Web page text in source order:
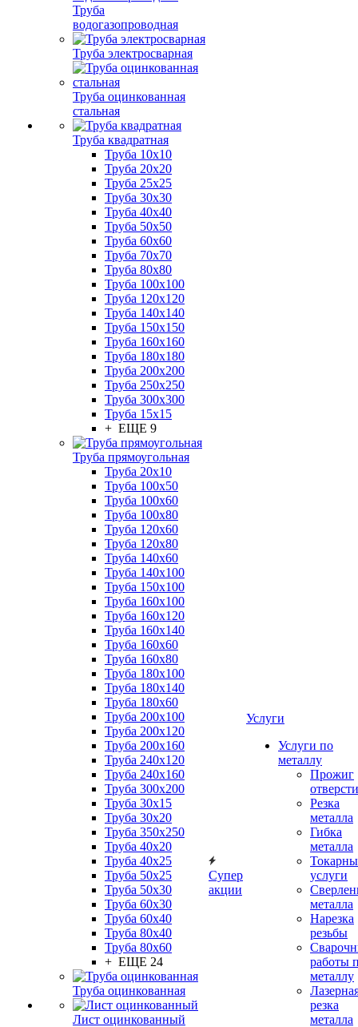
Труба
водогазопроводная
Труба электросварная
Труба оцинкованная
стальная
Труба квадратная
Труба 10x10
Труба 20x20
Труба 25x25
Труба 30x30
Труба 40x40
Труба 50x50
Труба 60x60
Труба 70x70
Труба 80x80
Труба 100x100
Труба 120x120
Труба 140x140
Труба 150x150
Труба 160x160
Труба 180x180
Труба 200x200
Труба 250x250
Труба 300x300
Труба 15x15
+ ЕЩЕ 9
Труба прямоугольная
Труба 20x10
Труба 100x50
Труба 100x60
Труба 100x80
Труба 120x60
Труба 120x80
Труба 140x60
Труба 140x100
Труба 150x100
Труба 160x100
Труба 160x120
Труба 160x140
Труба 160x60
Труба 160x80
Труба 180x100
Труба 180x140
Труба 180x60
Труба 200x100
Труба 200x120
Труба 200x160
Труба 240x120
Труба 240x160
Труба 300x200
Труба 30x15
Труба 30x20
Труба 350x250
Труба 40x20
Труба 40x25
Труба 50x25
Труба 50x30
Труба 60x30
Труба 60x40
Труба 80x40
Труба 80x60
+ ЕЩЕ 24
Труба оцинкованная
Лист оцинкованный
Супер
акции
Услуги
Услуги по
металлу
Прожиг
Резка
металла
Гибка
металла
услуги
металла
Нарезка
резьбы
работы
металлу
резка
металла